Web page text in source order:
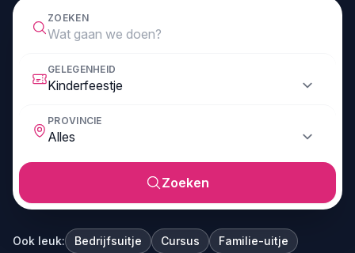
ZOEKEN
GELEGENHEID
PROVINCIE
Zoeken
Ook leuk: Bedrijfsuitje Cursus
Familie-uitje